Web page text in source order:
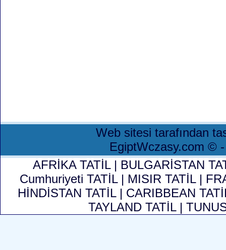
Web sitesi tarafından
EgiptWczasy.com ©
AFRİKA TATİL | BULGARİSTAN
Cumhuriyeti TATİL | MISIR TATİL |
HİNDİSTAN TATİL | CARIBBEAN
TAYLAND TATİL |